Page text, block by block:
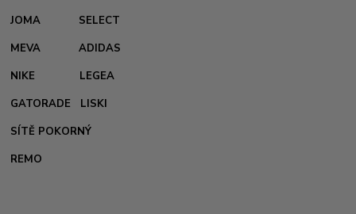
JOMA
SELECT
MEVA
ADIDAS
NIKE
LEGEA
GATORADE
LISKI
SÍTĚ POKORNÝ
REMO